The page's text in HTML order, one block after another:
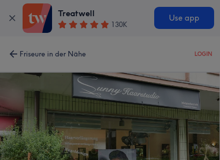
Treatwell
130K
Use app
Friseure in der Nähe LOGIN